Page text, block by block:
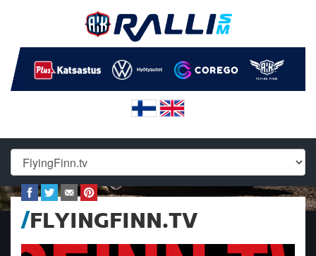
FLYINGFINN.TV